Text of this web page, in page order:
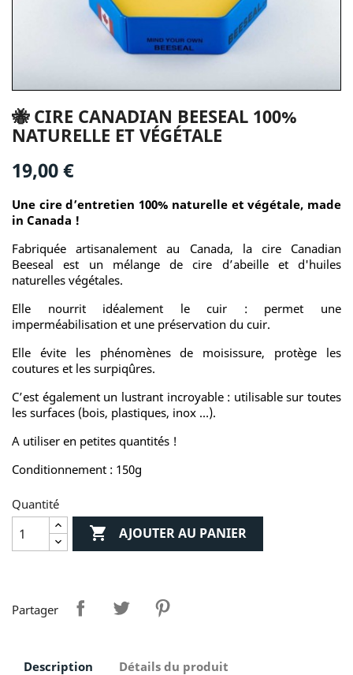
🐝 CIRE CANADIAN BEESEAL 100%
NATURELLE ET VÉGÉTALE
19,00 €
Une cire d’entretien 100% naturelle et végétale, made
in Canada !
Fabriquée artisanalement au Canada, la cire Canadian
Beeseal est un mélange de cire d’abeille et d'huiles
naturelles végétales.
Elle nourrit idéalement le cuir : permet une
imperméabilisation et une préservation du cuir.
Elle évite les phénomènes de moisissure, protège les
coutures et les surpiqûres.
C’est également un lustrant incroyable : utilisable sur toutes
les surfaces (bois, plastiques, inox …).
A utiliser en petites quantités !
Conditionnement : 150g
Quantité
 AJOUTER AU PANIER
Partager
Description Détails du produit